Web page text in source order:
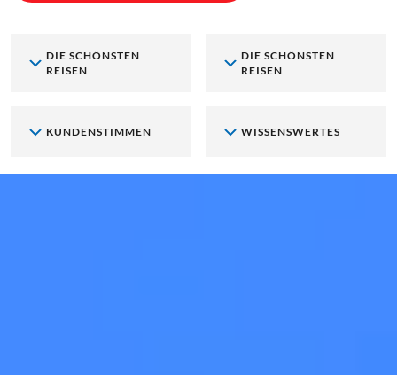
DIE SCHÖNSTEN
REISEN
DIE SCHÖNSTEN
REISEN
KUNDENSTIMMEN WISSENSWERTES